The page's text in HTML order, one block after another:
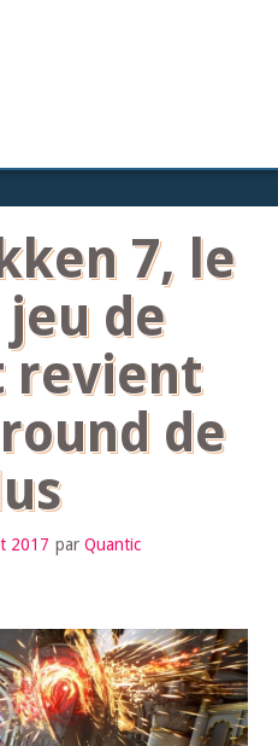
7, le
de
revient
de
2017 par Quantic